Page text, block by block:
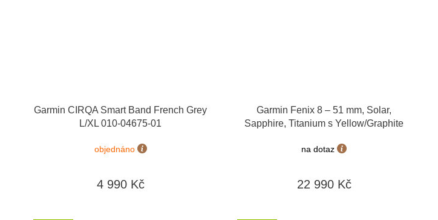
Garmin CIRQA Smart Band French Grey
L/XL 010-04675-01
objednáno
4 990 Kč
Garmin Fenix 8 – 51 mm, Solar,
Sapphire, Titanium s Yellow/Graphite
na dotaz
22 990 Kč